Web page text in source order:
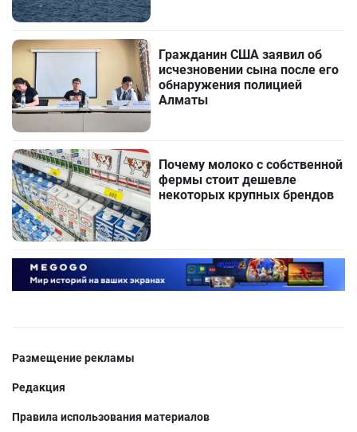
Гражданин США заявил об
исчезновении сына после его
обнаружения полицией
Алматы
Почему молоко с собственной
фермы стоит дешевле
некоторых крупных брендов
Размещение рекламы
Редакция
Правила использования материалов